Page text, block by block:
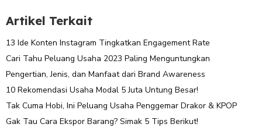
Artikel Terkait
13 Ide Konten Instagram Tingkatkan Engagement Rate
Cari Tahu Peluang Usaha 2023 Paling Menguntungkan
Pengertian, Jenis, dan Manfaat dari Brand Awareness
10 Rekomendasi Usaha Modal 5 Juta Untung Besar!
Tak Cuma Hobi, Ini Peluang Usaha Penggemar Drakor & KPOP
Gak Tau Cara Ekspor Barang? Simak 5 Tips Berikut!